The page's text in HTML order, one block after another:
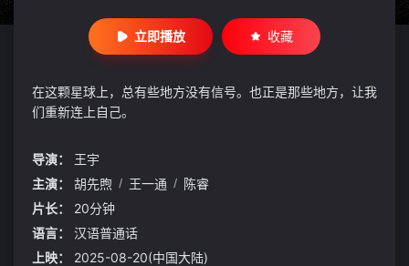
立即播放 收藏
在这颗星球上，总有些地方没有信号。也正是那些地方，让我
们重新连上自己。
导演：
王宇
主演：
胡先煦 / 王一通 / 陈睿
片长：
20分钟
语言：
汉语普通话
上映：
2025-08-20(中国大陆)